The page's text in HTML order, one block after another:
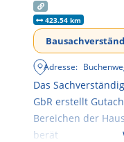
423.54 km
Adresse:
Das
GbR erstellt
Bereichen der
berät